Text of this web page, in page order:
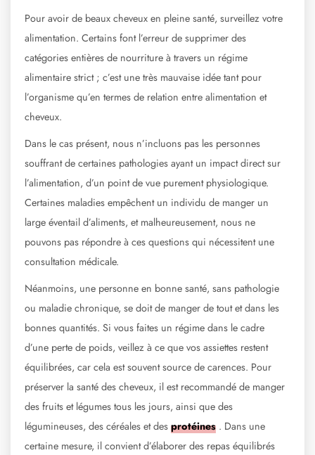
Pour avoir de beaux cheveux en pleine santé, surveillez votre
alimentation. Certains font l’erreur de supprimer des
catégories entières de nourriture à travers un régime
alimentaire strict ; c’est une très mauvaise idée tant pour
l’organisme qu’en termes de relation entre alimentation et
cheveux.
Dans le cas présent, nous n’incluons pas les personnes
souffrant de certaines pathologies ayant un impact direct sur
l’alimentation, d’un point de vue purement physiologique.
Certaines maladies empêchent un individu de manger un
large éventail d’aliments, et malheureusement, nous ne
pouvons pas répondre à ces questions qui nécessitent une
consultation médicale.
Néanmoins, une personne en bonne santé, sans pathologie
ou maladie chronique, se doit de manger de tout et dans les
bonnes quantités. Si vous faites un régime dans le cadre
d’une perte de poids, veillez à ce que vos assiettes restent
équilibrées, car cela est souvent source de carences. Pour
préserver la santé des cheveux, il est recommandé de manger
des fruits et légumes tous les jours, ainsi que des
légumineuses, des céréales et des protéines . Dans une
certaine mesure, il convient d’élaborer des repas équilibrés